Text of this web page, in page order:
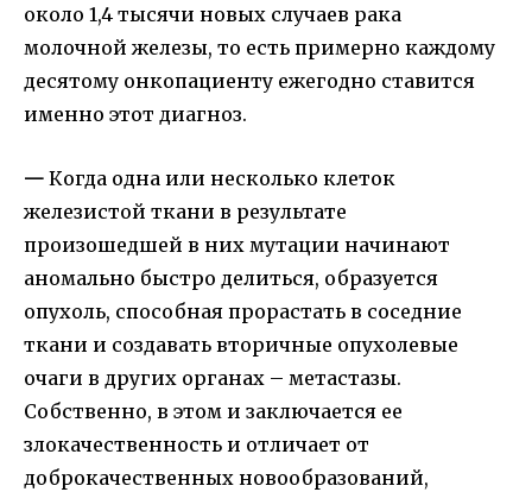
около 1,4 тысячи новых случаев рака
молочной железы, то есть примерно каждому
десятому онкопациенту ежегодно ставится
именно этот диагноз.
— Когда одна или несколько клеток
железистой ткани в результате
произошедшей в них мутации начинают
аномально быстро делиться, образуется
опухоль, способная прорастать в соседние
ткани и создавать вторичные опухолевые
очаги в других органах – метастазы.
Собственно, в этом и заключается ее
злокачественность и отличает от
доброкачественных новообразований,